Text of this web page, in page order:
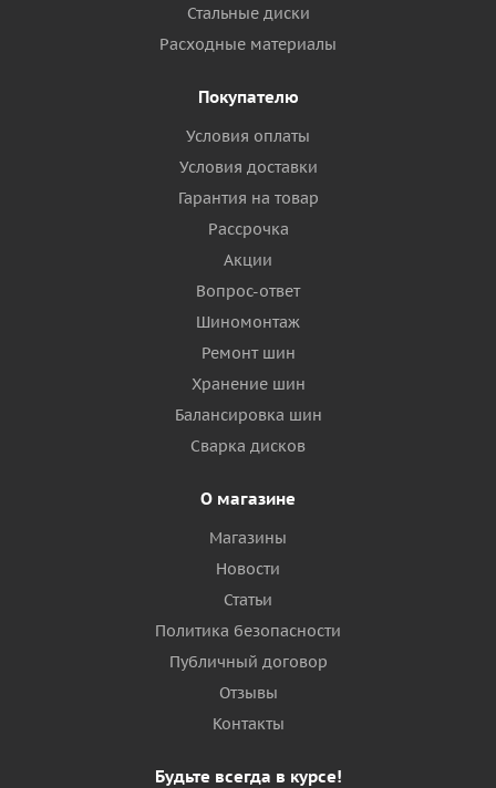
Стальные диски
Расходные материалы
Покупателю
Условия оплаты
Условия доставки
Гарантия на товар
Рассрочка
Акции
Вопрос-ответ
Шиномонтаж
Ремонт шин
Хранение шин
Балансировка шин
Сварка дисков
О магазине
Магазины
Новости
Статьи
Политика безопасности
Публичный договор
Отзывы
Контакты
Будьте всегда в курсе!